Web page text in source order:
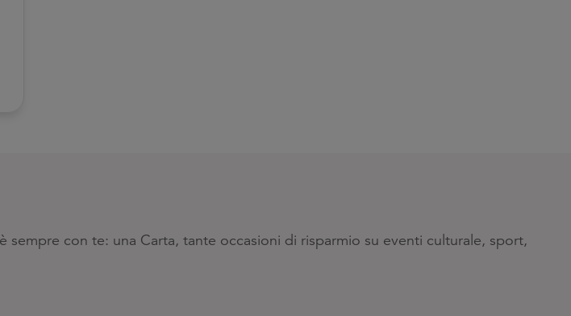
sempre con te: una Carta, tante occasioni di risparmio su eventi culturale, sport,